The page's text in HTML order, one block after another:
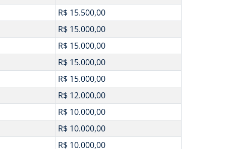
R$ 15.500,00
R$ 15.000,00
R$ 15.000,00
R$ 15.000,00
R$ 15.000,00
R$ 12.000,00
R$ 10.000,00
R$ 10.000,00
R$ 10.000,00